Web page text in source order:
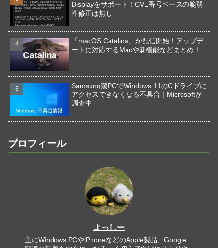
Displayをサポート！CVE番号ベースの脆弱
性修正は無し
「macOS Catalina」が配信開始！アップデ
ートに対応するMacや新機能などまとめ！
Samsung製PCでWindows 11のCドライブに
アクセスできなくなる不具合｜Microsoftが
調査中
プロフィール
よっしー
主にWindows PCやiPhoneなどのApple製品、Google